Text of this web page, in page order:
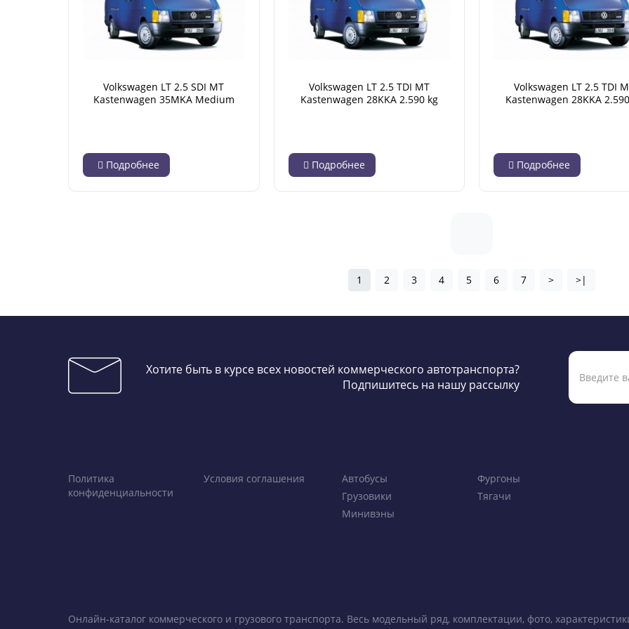
Volkswagen LT 2.5 SDI MT
Kastenwagen 35MKA Medium
Подробнее
Volkswagen LT 2.5 TDI MT
Kastenwagen 28KKA 2.590 kg
Подробнее
Volkswagen LT 2.5 TDI
Kastenwagen 28KKA
Подробнее
1 2 3 4 5 6 7 > >|
Хотите быть в курсе всех новостей коммерческого автотранспорта?
Подпишитесь на нашу рассылку
Политика
конфиденциальности
Условия соглашения
Автобусы
Грузовики
Минивэны
Фургоны
Тягачи
Онлайн-каталог коммерческого и грузового транспорта. Весь модельный ряд, комплектации, фото,